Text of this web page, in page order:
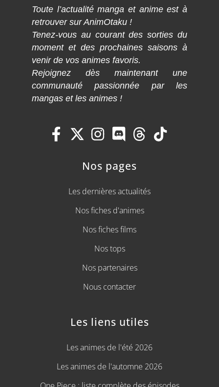
Toute l’actualité manga et anime est à
retrouver sur AnimOtaku !
Tenez-vous au courant des sorties du
moment et des prochaines saisons à
venir de vos animes favoris.
Rejoignez dès maintenant une
communauté passionnée par les
mangas et les animes !
Nos pages
Les dernières actualités
Nos fiches d'animes
Nos fiches films
Nos tops
Nos partenaires
Nous contacter
Les liens utiles
Les animes de l'été 2026
Les animes de l'automne 2026